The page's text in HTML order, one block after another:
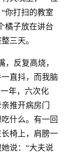
你打扫的教室
橘子放在讲台
三天。
，反复高烧，
直抖，而我脑
年，六次化
推开病房门
什么。有一回
椅上，肩膀一
说：“大夫说